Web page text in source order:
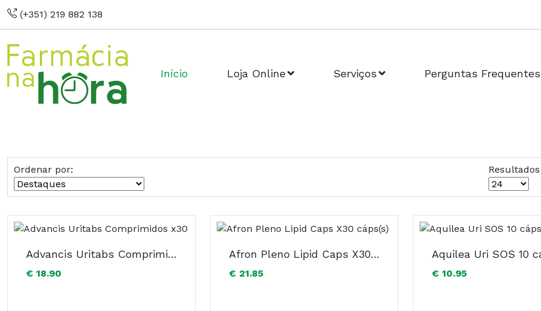
(+351) 219 882 138
Início Loja Online Serviços Perguntas Frequentes
Ordenar por:
Advancis Uritabs Comprimidos x30
€ 18.90
Afron Pleno Lipid Caps X30 cáps(s)
€ 21.85
Aquilea Uri SOS 10
€ 10.95